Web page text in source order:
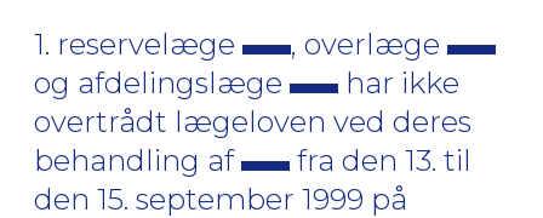
1. reservelæge
, overlæge
og afdelingslæge
har ikke
overtrådt lægeloven ved deres
behandling af
fra den 13. til
den 15. september 1999 på